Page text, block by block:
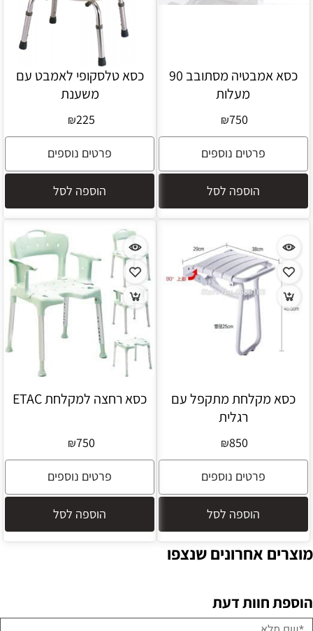
כסא אמבטיה מסתובב 90
מעלות
₪750
פרטים נוספים
הוספה לסל
כסא טלסקופי לאמבט עם
משענת
₪225
פרטים נוספים
הוספה לסל
כסא מקלחת מתקפל עם
רגלית
₪850
פרטים נוספים
הוספה לסל
כסא רחצה למקלחת ETAC
₪750
פרטים נוספים
הוספה לסל
מוצרים אחרונים שנצפו
הוספת חוות דעת